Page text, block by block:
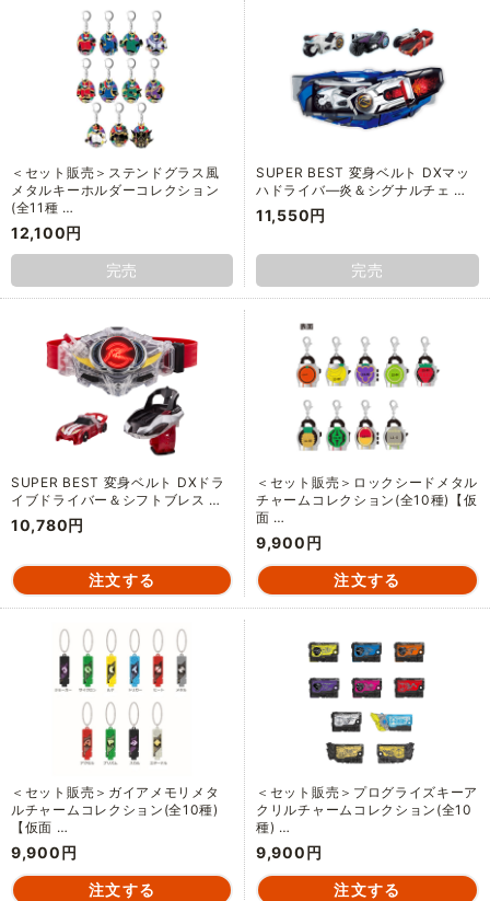
＜セット販売＞ステンドグラス風
メタルキーホルダーコレクション
(全11種 …
12,100円
完売
SUPER BEST 変身ベルト DXマッ
ハドライバ―炎＆シグナルチェ …
11,550円
完売
SUPER BEST 変身ベルト DXドラ
イブドライバー＆シフトブレス …
10,780円
＜セット販売＞ロックシードメタル
チャームコレクション(全10種)【仮
面 …
9,900円
＜セット販売＞ガイアメモリメタ
ルチャームコレクション(全10種)
【仮面 …
9,900円
＜セット販売＞プログライズキーア
クリルチャームコレクション(全10
種) …
9,900円